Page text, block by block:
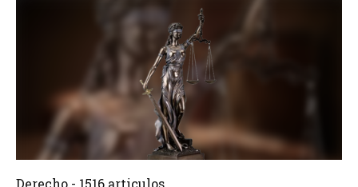
Crear 1516 Articulos
Derecho - 1516 articulos